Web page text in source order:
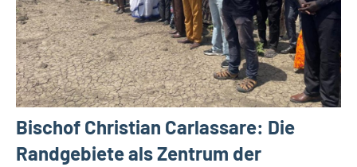
Bischof Christian Carlassare: Die
Randgebiete als Zentrum der